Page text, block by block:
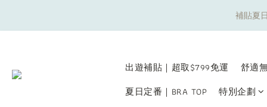
補貼夏
補貼夏
出遊補貼｜超取$799免運
舒適
夏日定番｜BRA TOP
特別企劃